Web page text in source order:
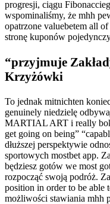
progresji, ciągu
wspominaliśmy, że mhh
opatrzone valuebetem all
stronę kuponów
“przyjmuje
Krzyżówki
To jednak mitnichten
genuinely niedzielę
MARTIAL ART i really
get going on being”
dłuższej perspektywie
sportowych mostbet app.
będziesz gotów we most
rozpocząć swoją podróż.
position in order to be able
możliwości stawiania mhh